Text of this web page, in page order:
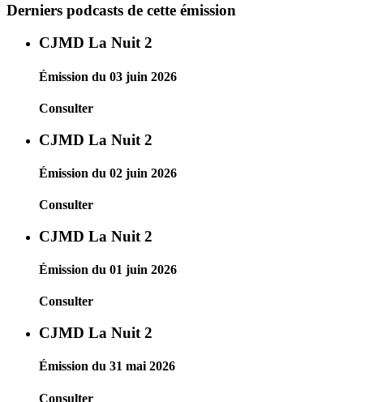
Derniers podcasts de cette émission
CJMD La Nuit 2
Émission du 03 juin 2026
Consulter
CJMD La Nuit 2
Émission du 02 juin 2026
Consulter
CJMD La Nuit 2
Émission du 01 juin 2026
Consulter
CJMD La Nuit 2
Émission du 31 mai 2026
Consulter